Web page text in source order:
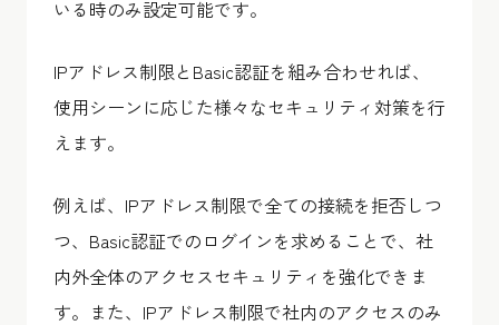
いる時のみ設定可能です。
IPアドレス制限とBasic認証を組み合わせれば、
使用シーンに応じた様々なセキュリティ対策を行
えます。
例えば、IPアドレス制限で全ての接続を拒否しつ
つ、Basic認証でのログインを求めることで、社
内外全体のアクセスセキュリティを強化できま
す。また、IPアドレス制限で社内のアクセスのみ